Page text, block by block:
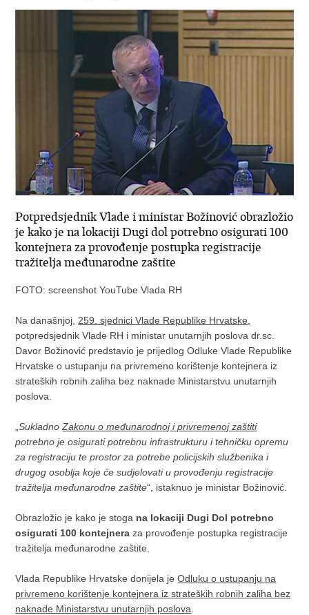
Potpredsjednik Vlade i ministar Božinović obrazložio
je kako je na lokaciji Dugi dol potrebno osigurati 100
kontejnera za provođenje postupka registracije
tražitelja međunarodne zaštite
FOTO: screenshot YouTube Vlada RH
Na današnjoj, 259. sjednici Vlade Republike Hrvatske
potpredsjednik Vlade RH i ministar unutarnjih poslova dr.sc.
Davor Božinović predstavio je prijedlog Odluke Vlade Republike
Hrvatske o ustupanju na privremeno korištenje kontejnera iz
strateških robnih zaliha bez naknade Ministarstvu unutarnjih
poslova.
„SukladnoZakonu o međunarodnoj i privremenoj zaštiti
potrebno je osigurati potrebnu infrastrukturui tehničku opremu
za registraciju te prostor za potrebe policijskih službenika i
drugog osoblja koje će sudjelovati u provođenju registracije
tražitelja međunarodne zaštite“, istaknuo je ministar Božinović.
Obrazložio je kako je stoga na lokaciji Dugi Dol potrebno
osigurati 100 kontejnera za provođenje postupka registracije
tražitelja međunarodne zaštite.
Vlada Republike Hrvatske donijela jeOdluku o ustupanju na
privremeno korištenje kontejnera iz strateških robnih zaliha bez
naknade Ministarstvu unutarnjih poslova